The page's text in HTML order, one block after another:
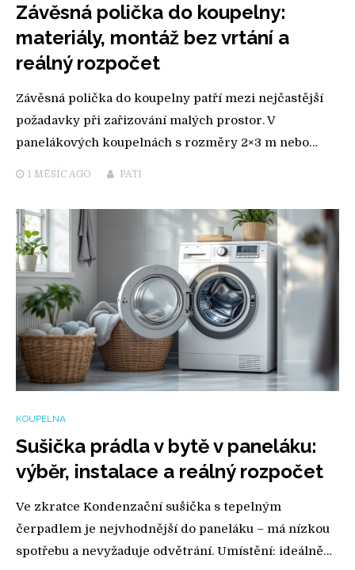
Závěsná polička do koupelny:
materiály, montáž bez vrtání a
reálný rozpočet
Závěsná polička do koupelny patří mezi nejčastější
požadavky při zařizování malých prostor. V
panelákových koupelnách s rozměry 2×3 m nebo…
1 MĚSÍC AGO PATI
KOUPELNA
Sušička prádla v bytě v paneláku:
výběr, instalace a reálný rozpočet
Ve zkratce Kondenzační sušička s tepelným
čerpadlem je nejvhodnější do paneláku – má nízkou
spotřebu a nevyžaduje odvětrání. Umístění: ideálně…